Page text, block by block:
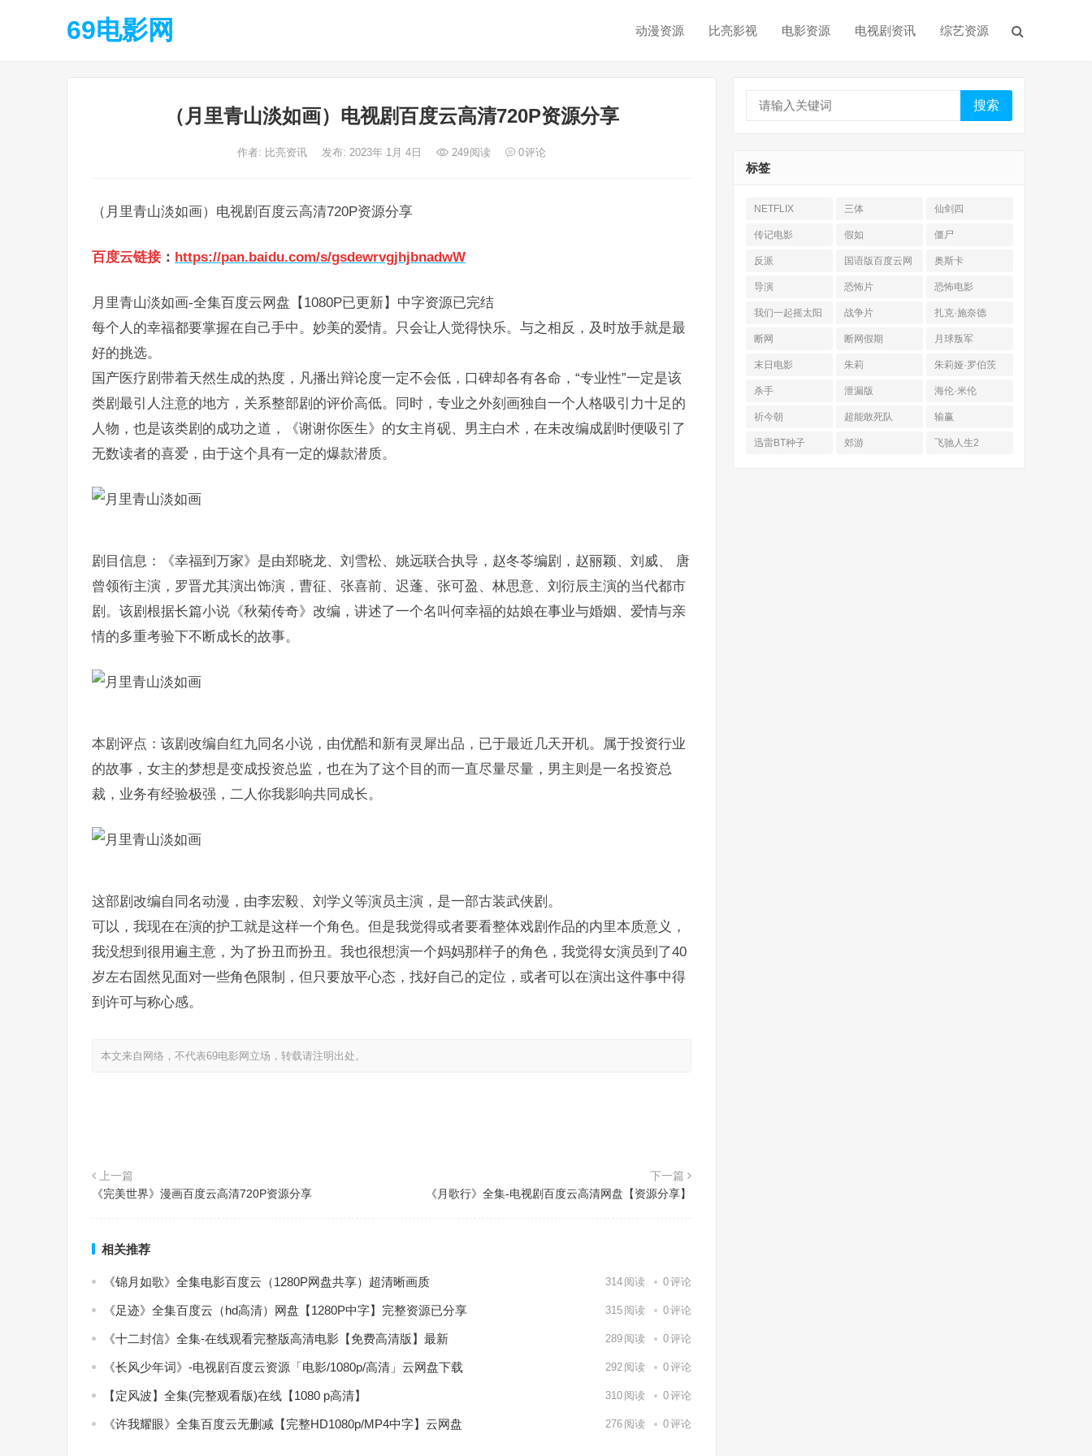
69电影网 动漫资源 比亮影视 电影资源 电视剧资讯 综艺资源
（月里青山淡如画）电视剧百度云高清720P资源分享
作者: 比亮资讯 发布: 2023年 1月 4日 249阅读 0评论
（月里青山淡如画）电视剧百度云高清720P资源分享
百度云链接 ： https://pan.baidu.com/s/gsdewrvgjhjbnadwW
月里青山淡如画-全集百度云网盘【1080P已更新】中字资源已完结
每个人的幸福都要掌握在自己手中。妙美的爱情。只会让人觉得快乐。与之相反，及时放手就是最
好的挑选。
国产医疗剧带着天然生成的热度，凡播出辩论度一定不会低，口碑却各有各命，“专业性”一定是该
类剧最引人注意的地方，关系整部剧的评价高低。同时，专业之外刻画独自一个人格吸引力十足的
人物，也是该类剧的成功之道，《谢谢你医生》的女主肖砚、男主白术，在未改编成剧时便吸引了
无数读者的喜爱，由于这个具有一定的爆款潜质。
剧目信息：《幸福到万家》是由郑晓龙、刘雪松、姚远联合执导，赵冬苓编剧，赵丽颖、刘威、 唐
曾领衔主演，罗晋尤其演出饰演，曹征、张喜前、迟蓬、张可盈、林思意、刘衍辰主演的当代都市
剧。该剧根据长篇小说《秋菊传奇》改编，讲述了一个名叫何幸福的姑娘在事业与婚姻、爱情与亲
情的多重考验下不断成长的故事。
本剧评点：该剧改编自红九同名小说，由优酷和新有灵犀出品，已于最近几天开机。属于投资行业
的故事，女主的梦想是变成投资总监，也在为了这个目的而一直尽量尽量，男主则是一名投资总
裁，业务有经验极强，二人你我影响共同成长。
这部剧改编自同名动漫，由李宏毅、刘学义等演员主演，是一部古装武侠剧。
可以，我现在在演的护工就是这样一个角色。但是我觉得或者要看整体戏剧作品的内里本质意义，
我没想到很用遍主意，为了扮丑而扮丑。我也很想演一个妈妈那样子的角色，我觉得女演员到了40
岁左右固然见面对一些角色限制，但只要放平心态，找好自己的定位，或者可以在演出这件事中得
到许可与称心感。
本文来自网络，不代表69电影网立场，转载请注明出处。
上一篇
《完美世界》漫画百度云高清720P资源分享
下一篇
《月歌行》全集-电视剧百度云高清网盘【资源分享】
相关推荐
《锦月如歌》全集电影百度云（1280P网盘共享）超清晰画质 314 阅读 0评论
《足迹》全集百度云（hd高清）网盘【1280P中字】完整资源已分享 315 阅读 0评论
《十二封信》全集-在线观看完整版高清电影【免费高清版】最新 289 阅读 0评论
《长风少年词》-电视剧百度云资源「电影/1080p/高清」云网盘下载 292 阅读 0评论
【定风波】全集(完整观看版)在线【1080 p高清】 310 阅读 0评论
《许我耀眼》全集百度云无删减【完整HD1080p/MP4中字】云网盘 276 阅读 0评论
搜索
标签
NETFLIX 三体 仙剑四
传记电影 假如 僵尸
反派
国语版百度云网
盘
奥斯卡
导演 恐怖片 恐怖电影
我们一起摇太阳 战争片 扎克·施奈德
断网 断网假期 月球叛军
末日电影 朱莉 朱莉娅·罗伯茨
杀手 泄漏版 海伦·米伦
祈今朝 超能敢死队 输赢
迅雷BT种子 郊游 飞驰人生2